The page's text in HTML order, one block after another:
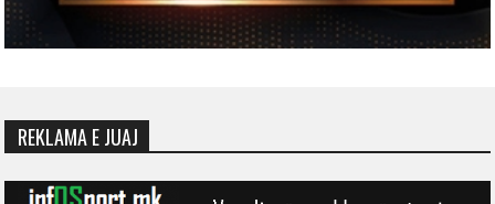
REKLAMA E JUAJ